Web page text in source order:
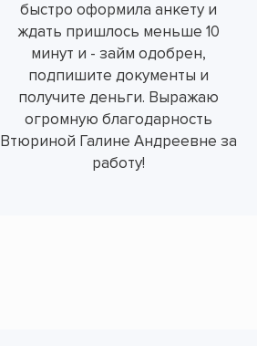
быстро оформила анкету и
ждать пришлось меньше 10
минут и - займ одобрен,
подпишите документы и
получите деньги. Выражаю
огромную благодарность
Втюриной Галине Андреевне за
работу!